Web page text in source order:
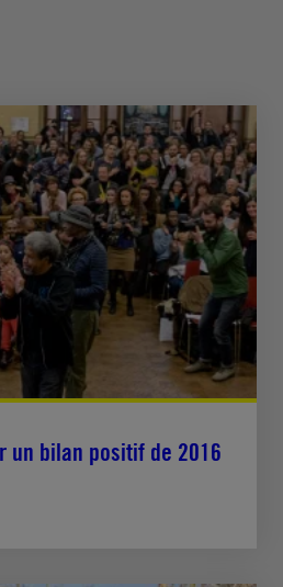
un bilan positif de 2016